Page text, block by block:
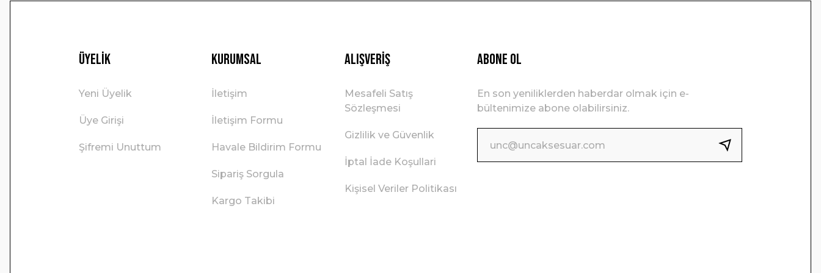
Üyelik
Yeni Üyelik
Üye Girişi
Şifremi Unuttum
Kurumsal
İletişim
İletişim Formu
Havale Bildirim Formu
Sipariş Sorgula
Kargo Takibi
Alışveriş
Mesafeli Satış
Sözleşmesi
Gizlilik ve Güvenlik
İptal İade Koşullari
Kişisel Veriler Politikası
ABONE OL
En son yeniliklerden haberdar olmak için e-
bültenimize abone olabilirsiniz.